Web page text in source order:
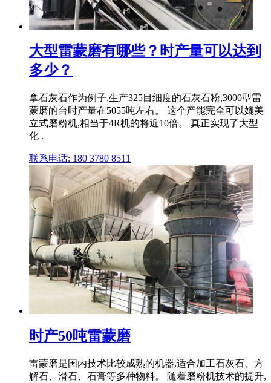
大型雷蒙磨有哪些？时产量可以达到
多少？
拿石灰石作为例子,生产325目细度的石灰石粉,3000型雷
蒙磨的台时产量在5055吨左右。 这个产能完全可以媲美
立式磨粉机,相当于4R机的将近10倍。 真正实现了大型
化 .
联系电话: 180 3780 8511
时产50吨雷蒙磨
雷蒙磨是国内技术比较成熟的机器,适合加工石灰石、方
解石、滑石、石膏等多种物料。 随着磨粉机技术的提升,